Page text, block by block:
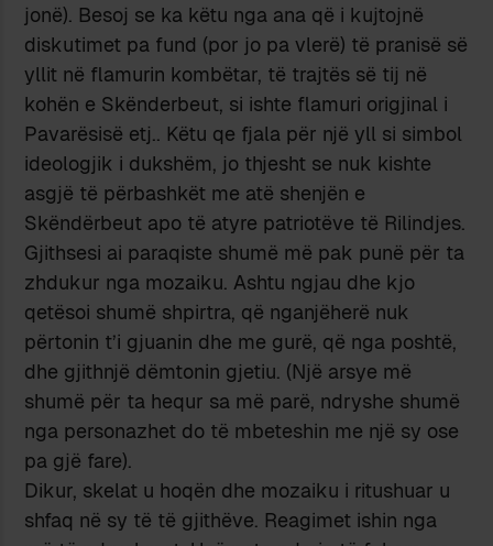
jonë). Besoj se ka këtu nga ana që i kujtojnë
diskutimet pa fund (por jo pa vlerë) të pranisë së
yllit në flamurin kombëtar, të trajtës së tij në
kohën e Skënderbeut, si ishte flamuri origjinal i
Pavarësisë etj.. Këtu qe fjala për një yll si simbol
ideologjik i dukshëm, jo thjesht se nuk kishte
asgjë të përbashkët me atë shenjën e
Skëndërbeut apo të atyre patriotëve të Rilindjes.
Gjithsesi ai paraqiste shumë më pak punë për ta
zhdukur nga mozaiku. Ashtu ngjau dhe kjo
qetësoi shumë shpirtra, që nganjëherë nuk
përtonin t’i gjuanin dhe me gurë, që nga poshtë,
dhe gjithnjë dëmtonin gjetiu. (Një arsye më
shumë për ta hequr sa më parë, ndryshe shumë
nga personazhet do të mbeteshin me një sy ose
pa gjë fare).
Dikur, skelat u hoqën dhe mozaiku i ritushuar u
shfaq në sy të të gjithëve. Reagimet ishin nga